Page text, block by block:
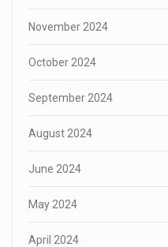
November 2024
October 2024
September 2024
August 2024
June 2024
May 2024
April 2024